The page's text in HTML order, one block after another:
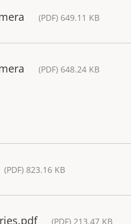
(PDF) 649.11 KB
(PDF) 648.24 KB
(PDF) 823.16 KB
(PDF) 213.47 KB